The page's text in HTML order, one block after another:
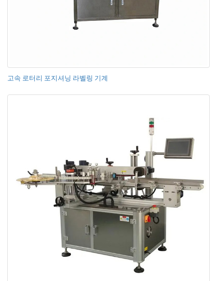
고속 로터리 포지셔닝 라벨링 기계